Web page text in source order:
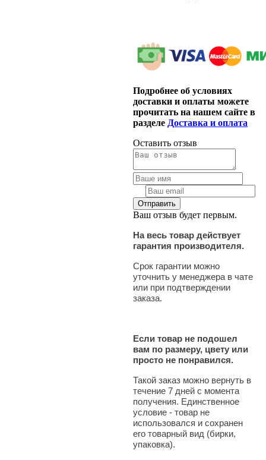
Подробнее об условиях
доставки и оплаты можете
прочитать на нашем сайте в
разделе Доставка и оплата
Оставить отзыв
Ваш отзыв будет первым.
На весь товар действует
гарантия производителя.
Срок гарантии можно
уточнить у менеджера в чате
или при подтверждении
заказа.
Если товар не подошел
вам по размеру, цвету или
просто не понравился.
Такой заказ можно вернуть в
течение 7 дней с момента
получения. Единственное
условие - товар не
использовался и сохранен
его товарный вид (бирки,
упаковка).